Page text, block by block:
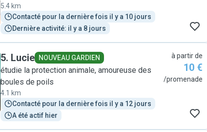
5.4 km
Contacté pour la dernière fois il y a 10 jours
Dernière activité: il y a 8 jours
5. Lucie NOUVEAU GARDIEN
étudie la protection animale, amoureuse des
boules de poils
4.1 km
Contacté pour la dernière fois il y a 12 jours
A été actif hier
à partir de
10 €
/promenade